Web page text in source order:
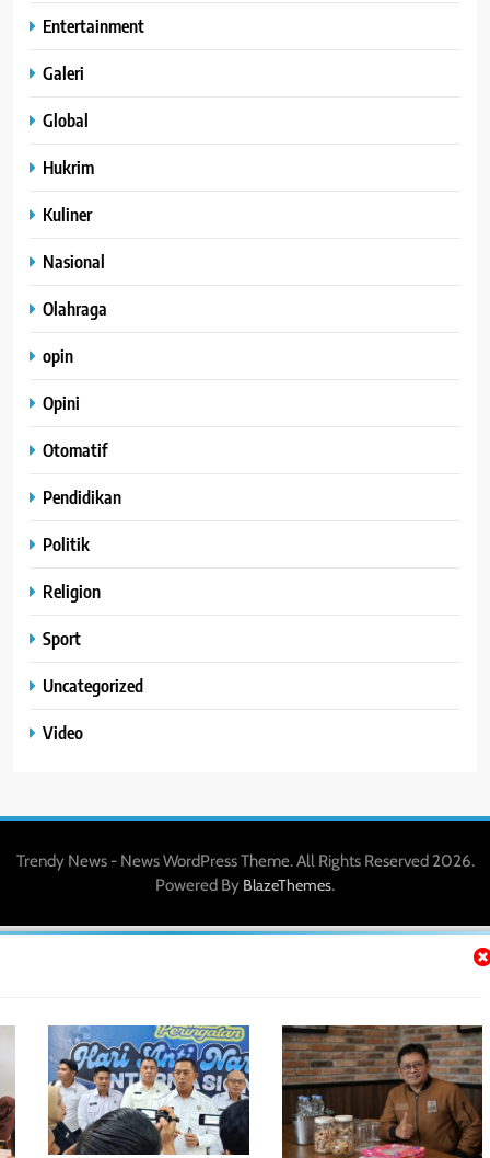
Entertainment
Galeri
Global
Hukrim
Kuliner
Nasional
Olahraga
opin
Opini
Otomatif
Pendidikan
Politik
Religion
Sport
Uncategorized
Video
Trendy News - News WordPress Theme. All Rights Reserved 2026.
Powered By BlazeThemes.